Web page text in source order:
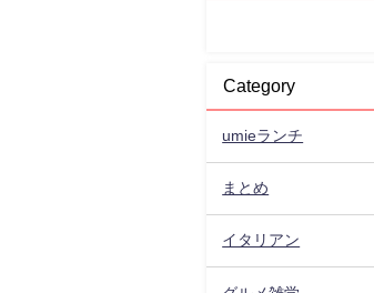
Category
umieランチ
まとめ
イタリアン